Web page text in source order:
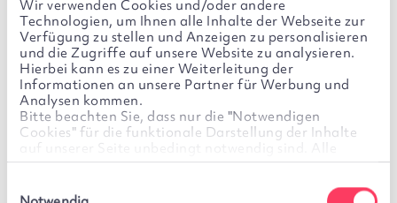
Wir verwenden Cookies und/oder andere
Technologien, um Ihnen alle Inhalte der Webseite zur
Verfügung zu stellen und Anzeigen zu personalisieren
und die Zugriffe auf unsere Website zu analysieren.
Hierbei kann es zu einer Weiterleitung der
Informationen an unsere Partner für Werbung und
Analysen kommen.
Bitte beachten Sie, dass nur die "Notwendigen
Cookies" für die funktionale Darstellung der Inhalte
auf unserer Seite unbedingt notwendig sind. Alle
weiteren Cookies sind optional. Für diese wird Ihre
jederzeit von Ihnen widerrufen werden. Sie können Ihre
Fonds in den Produktlisten unserer
Vertriebspartner für eine erhöhte Marktpräsenz.
Präsenz Ihrer Fonds:Ihre Fonds werden auf
unseren Plattformen in Deutschland und
Luxemburg zuverlässig gelistet.
Bestandsprovisionen:
Wir sorgen für eine
Bestandsprovisionen an die angebundenen